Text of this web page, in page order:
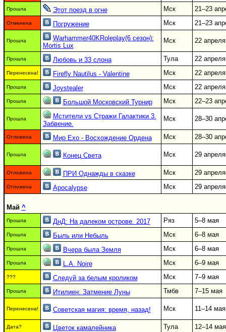
Прошла Этот поезд в огне Мск 21–23
Отменена Погружение Мск 21–23
Прошла
Warhammer40KRoleplay(6 сезон):
Mortis Lux
Мск 22 апреля
Прошла Любовь и 33 слона Тула 22 апреля
Перенесена! Firefly Nautilus - Valentine Мск 22 апреля
Прошла Joystealer Мск 22 апреля
Прошла Большой Московский Турнир Мск 22–23
Прошла
Мстители vs Стражи Галактики 3.
Забвение.
Мск 28–30
Отложена Мир Ехо - Восхождение Ордена Мск 28–30
Прошла Конец Света Мск 29
Отложена ПРИ Однажды в сказке Мск 29
Отложена Аpocalypse Мск 29
Май ^
Прошла ДнД: На далеком острове. 2017 Ряз 5–8 мая
Прошла Быль или Небыль Мск 6–8 мая
Прошла Вчера была Земля Мск 6–8 мая
Прошла L.A. Noire Мск 6–9 мая
??? Следуй за белым кроликом Мск 7–9 мая
Прошла Итилиен: Затмение Луны Тмбв 7–15 мая
Перенесена! Советская магия: время, назад! Мск 11–14 мая
Дата? Цветок камалейника Тула 12–14 мая